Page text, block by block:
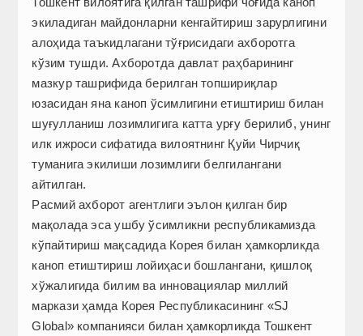
экиладиган майдонларни кенгайтириш зарурлигини
алоҳида таъкидлагани тўғрисидаги ахборотга
кўзим тушди. Ахборотда давлат раҳбарининг
мазкур ташрифида берилган топшириқлар
юзасидан яна каноп ўсимлигини етиштириш билан
шуғулланиш лозимлигига катта урғу берилиб, унинг
илк ижроси сифатида вилоятнинг Қуйи Чирчиқ
туманига экилиши лозимлиги белгилангани
айтилган.
Расмий ахборот агентлиги эълон қилган бир
мақолада эса ушбу ўсимликни республикамизда
кўпайтириш мақсадида Корея билан ҳамкорликда
каноп етиштириш лойиҳаси бошлангани, қишлоқ
хўжалигида билим ва инновациялар миллий
маркази ҳамда Корея Республикасининг «SJ
Global» компанияси билан ҳамкорликда Тошкент